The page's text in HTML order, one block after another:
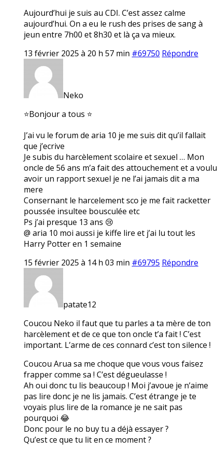
Aujourd’hui je suis au CDI. C’est assez calme
aujourd’hui. On a eu le rush des prises de sang à
jeun entre 7h00 et 8h30 et là ça va mieux.
13 février 2025 à 20 h 57 min #69750 Répondre
Neko
⭐Bonjour a tous ⭐
J’ai vu le forum de aria 10 je me suis dit qu’il fallait
que j’ecrive
Je subis du harcèlement scolaire et sexuel … Mon
oncle de 56 ans m’a fait des attouchement et a voulu
avoir un rapport sexuel je ne l’ai jamais dit a ma
mere
Consernant le harcelement sco je me fait racketter
poussée insultee bousculée etc
Ps j’ai presque 13 ans 😢
@ aria 10 moi aussi je kiffe lire et j’ai lu tout les
Harry Potter en 1 semaine
15 février 2025 à 14 h 03 min #69795 Répondre
patate12
Coucou Neko il faut que tu parles a ta mère de ton
harcèlement et de ce que ton oncle t’a fait ! C’est
important. L’arme de ces connard c’est ton silence !
Coucou Arua sa me choque que vous vous faisez
frapper comme sa ! C’est dégueulasse !
Ah oui donc tu lis beaucoup ! Moi j’avoue je n’aime
pas lire donc je ne lis jamais. C’est étrange je te
voyais plus lire de la romance je ne sait pas
pourquoi 😂
Donc pour le no buy tu a déjà essayer ?
Qu’est ce que tu lit en ce moment ?